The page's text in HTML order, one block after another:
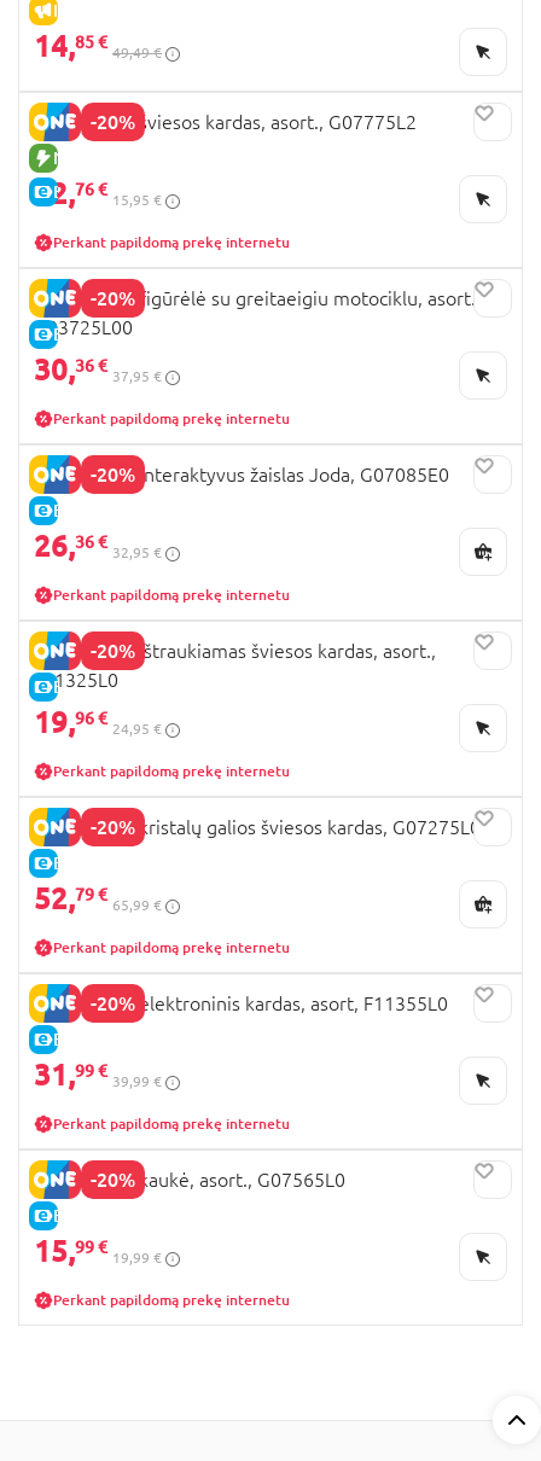
IŠPARDAVIMAS
14,85 €
49,49 €
-20%
NAUJA PREKĖ
E-KAINA
STAR WARS šviesos kardas, asort., G07775L2
12,76 €
15,95 €
Perkant papildomą prekę internetu
-20%
E-KAINA
STAR WARS figūrėlė su greitaeigiu motociklu, asort.,
G03725L00
30,36 €
37,95 €
Perkant papildomą prekę internetu
-20%
E-KAINA
STAR WARS interaktyvus žaislas Joda, G07085E0
26,36 €
32,95 €
Perkant papildomą prekę internetu
-20%
E-KAINA
STAR WARS ištraukiamas šviesos kardas, asort.,
F11325L0
19,96 €
24,95 €
Perkant papildomą prekę internetu
-20%
E-KAINA
STAR WARS kristalų galios šviesos kardas, G07275L0
52,79 €
65,99 €
Perkant papildomą prekę internetu
-20%
E-KAINA
STAR WARS elektroninis kardas, asort, F11355L0
31,99 €
39,99 €
Perkant papildomą prekę internetu
-20%
E-KAINA
STAR WARS kaukė, asort., G07565L0
15,99 €
19,99 €
Perkant papildomą prekę internetu